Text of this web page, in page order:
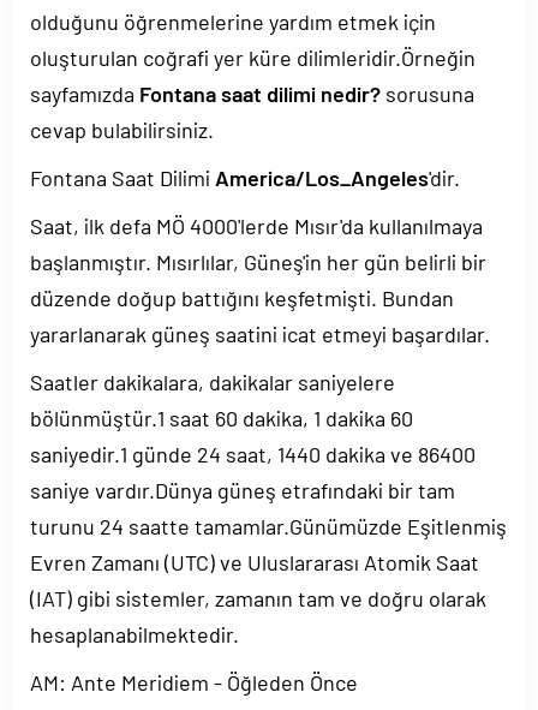
olduğunu öğrenmelerine yardım etmek için
oluşturulan coğrafi yer küre dilimleridir.Örneğin
sayfamızda Fontana saat dilimi nedir? sorusuna
cevap bulabilirsiniz.
Fontana Saat Dilimi America/Los_Angeles'dir.
Saat, ilk defa MÖ 4000'lerde Mısır'da kullanılmaya
başlanmıştır. Mısırlılar, Güneş'in her gün belirli bir
düzende doğup battığını keşfetmişti. Bundan
yararlanarak güneş saatini icat etmeyi başardılar.
Saatler dakikalara, dakikalar saniyelere
bölünmüştür.1 saat 60 dakika, 1 dakika 60
saniyedir.1 günde 24 saat, 1440 dakika ve 86400
saniye vardır.Dünya güneş etrafındaki bir tam
turunu 24 saatte tamamlar.Günümüzde Eşitlenmiş
Evren Zamanı (UTC) ve Uluslararası Atomik Saat
(IAT) gibi sistemler, zamanın tam ve doğru olarak
hesaplanabilmektedir.
AM: Ante Meridiem - Öğleden Önce